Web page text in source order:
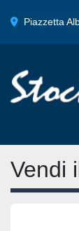
Piazzetta
Vendi